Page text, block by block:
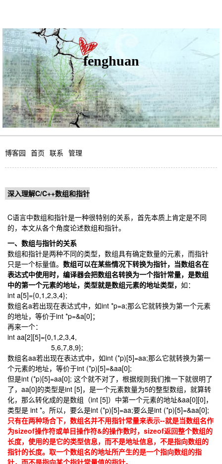
fenghuan
博客园 首页 联系 管理
深入理解C/C++数组和指针
C语言中数组和指针是一种很特别的关系，首先本质上肯定是不同
的，本文从各个角度论述数组和指针。
一、数组与指针的关系
数组和指针是两种不同的类型，数组具有确定数量的元素，而指针
只是一个标量值。 数组可以在某些情况下转换为指针，当数组名在
表达式中使用时，编译器会把数组名转换为一个指针常量，是数组
中的第一个元素的地址，类型就是数组元素的地址类型， 如：
int a[5]={0,1,2,3,4};
数组名a若出现在表达式中，如int *p=a;那么它就转换为第一个元素
的地址，等价于int *p=&a[0]；
再来一个：
int aa[2][5]={0,1,2,3,4,
5,6,7,8,9};
数组名aa若出现在表达式中，如int (*p)[5]=aa;那么它就转换为第一
个元素的地址，等价于int (*p)[5]=&aa[0];
但是int (*p)[5]=aa[0]; 这个就不对了，根据规则我们推一下就很明了
了，aa[0]的类型是int [5]，是一个元素数量为5的整型数组，就算转
化，那么转化成的是数组（int [5]）中第一个元素的地址&aa[0][0]，
类型是 int *。所以，要么是int (*p)[5]=aa;要么是int (*p)[5]=&aa[0];
只有在两种场合下，数组名并不用指针常量来表示--就是当数组名作
为sizeof操作符或单目操作符&的操作数时，sizeof返回整个数组的
长度，使用的是它的类型信息，而不是地址信息，不是指向数组的
指针的长度。取一个数组名的地址所产生的是一个指向数组的指
针，而不是指向某个指针常量值的指针。